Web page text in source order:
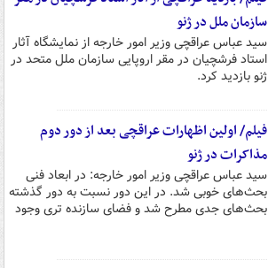
سازمان ملل در ژنو
سید عباس عراقچی وزیر امور خارجه از نمایشگاه آثار
استاد فرشچیان در مقر اروپایی سازمان ملل متحد در
ژنو بازدید کرد.
فیلم/ اولین اظهارات عراقچی بعد از دور دوم
مذاکرات در ژنو
سید عباس عراقچی وزیر امور خارجه: در ابعاد فنی
بحث‌های خوبی شد. در این دور نسبت به دور گذشته
بحث‌های جدی مطرح شد و فضای سازنده تری وجود